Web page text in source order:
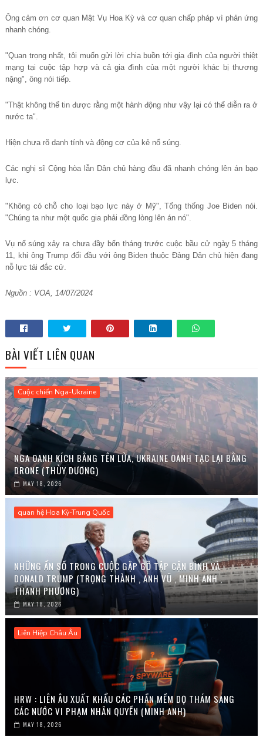
Ông cảmơn cơ quan Mật VụHoa Kỳ vàcơ quan chấp pháp vì phảnứng
nhanh chóng.
"Quan trọng nhất, tôi muốn gửi l ời chia buồn tới giađình của người thiệt
mạng tại cuộc tập hợp vàcảgiađình của một người khác bị thương
nặng", ông nói tiếp.
"Thật không thểtin được rằng một hànhđộng như vậy lại có thể diễn raở
nước ta".
Hiện chưa rõdanh tính và động cơ của kẻnổsúng.
Các nghị sĩCộng hòa lẫn Dân chủ hàngđầuđãnhanh chóng lênán bạo
ực.
"Không có chỗ cho loại bạo l ực nàyở Mỹ", Tổng thống Joe Biden nói.
"Chúng ta nhưmột quốc gia phải đồng l òng l ên án nó".
Vụnổsúng xảy ra chưađầy bốn tháng trước cuộc bầu cửngày 5 tháng
11, khi ông Trump đối đầu với ông Biden thuộcĐảng Dân chủ hiệnđang
nỗl ực tái đắc cử.
Nguồn : VOA, 14/07/2024
BÀI VIẾT LIÊN QUAN
Cuộc chiến Nga-Ukraine
NGA OANH KÍCH BẰNG TÊN LỬA, UKRAINE OANH TẠC LẠI BẰNG
DRONE (THÙY DƯƠNG)
MAY 18, 2026
quan hệ Hoa Kỳ-Trung Quốc
NHỮNG ẨN SỐ TRONG CUỘC GẶP GỠ TẬP CẬN BÌNH VÀ
DONALD TRUMP (TRỌNG THÀNH , ANH VŨ , MINH ANH ,
THANH PHƯƠNG)
MAY 18, 2026
Liên Hiệp Châu Âu
HRW : LIÊN ÂU XUẤT KHẨU CÁC PHẦN MỀM DỌ THÁM SANG
CÁC NƯỚC VI PHẠM NHÂN QUYỀN (MINH ANH)
MAY 18, 2026